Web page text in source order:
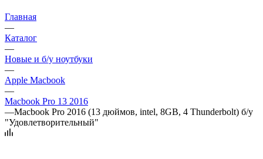
Главная
—
Каталог
—
Новые и б/у ноутбуки
—
Apple Macbook
—
Macbook Pro 13 2016
—Macbook Pro 2016 (13 дюймов, intel, 8GB, 4 Thunderbolt) б/у
"Удовлетворительный"